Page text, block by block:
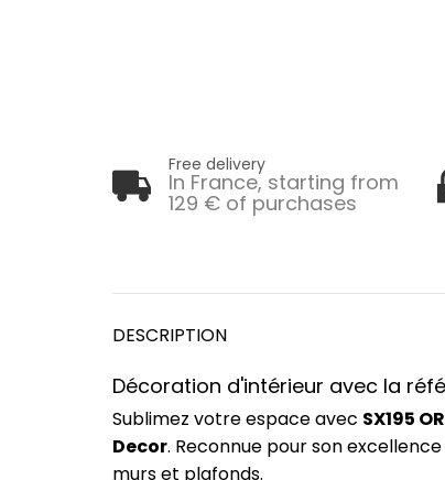
Free delivery
In France, starting from
129 € of purchases
DESCRIPTION
Décoration d'intérieur avec la
Sublimez votre espace avec SX195
Decor. Reconnue pour son
murs et plafonds.